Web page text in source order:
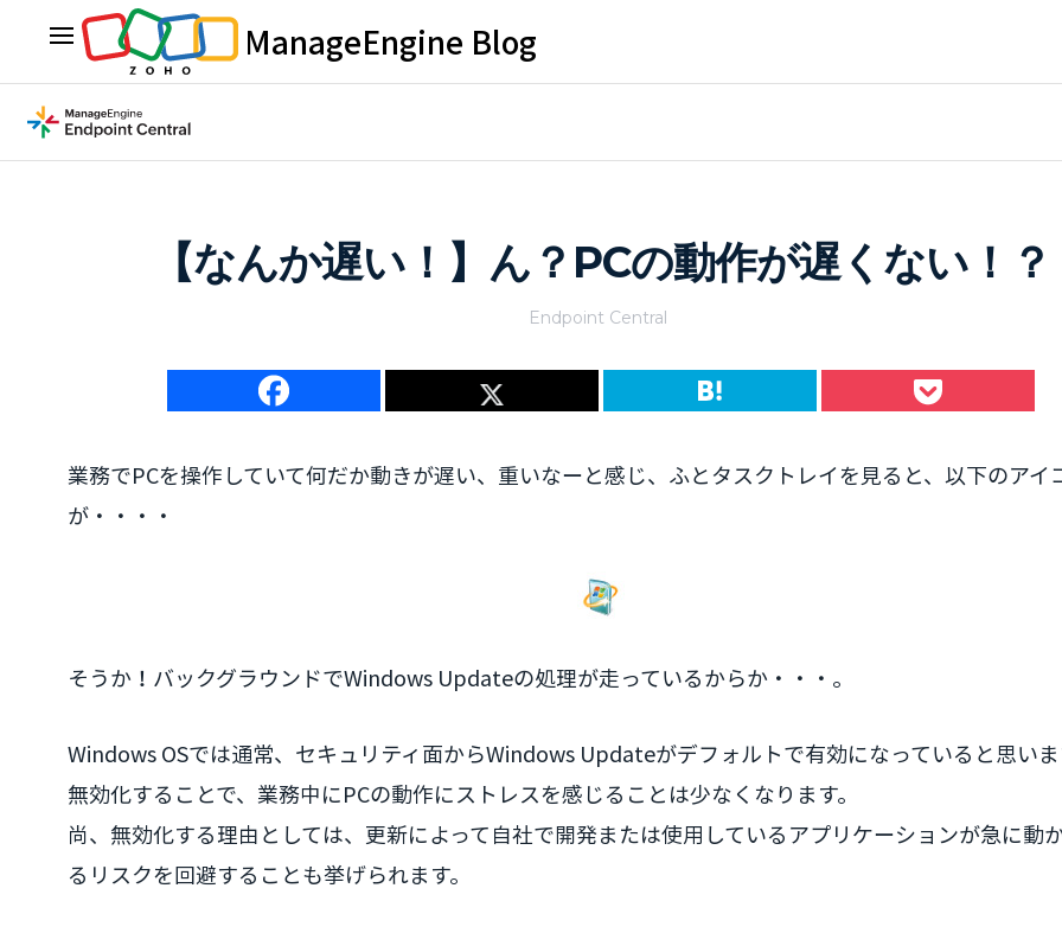
ManageEngine Blog
【なんか遅い！】ん？PCの動作が遅くない！？
Endpoint Central
業務でPCを操作していて何だか動きが遅い、重いなーと感じ、ふとタスクトレイを見ると、以下のアイ
が・・・・
そうか！バックグラウンドでWindows Updateの処理が走っているからか・・・。
Windows OSでは通常、セキュリティ面からWindows Updateがデフォルトで有効になっていると思いま
無効化することで、業務中にPCの動作にストレスを感じることは少なくなります。
尚、無効化する理由としては、更新によって自社で開発または使用しているアプリケーションが急に動
るリスクを回避することも挙げられます。